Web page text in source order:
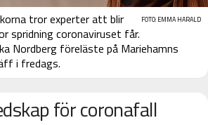
FOTO: EMMA HARALD
tror experter att blir
spridning coronaviruset får.
Nordberg föreläste på Mariehamns
i fredags.
för coronafall